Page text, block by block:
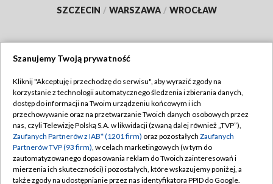
SZCZECIN / WARSZAWA / WROCŁAW
TVP
Abonament TVP
Emisja w TVP
Centrum informacji TVP
Naziemna Telewizja Cyfrowa
Regulamin TVP
Polityka prywatności
Moje zgody
Pomoc
Szanujemy Twoją prywatność
Kliknij "Akceptuję i przechodzę do serwisu", aby wyrazić zgody na
korzystanie z technologii automatycznego śledzenia i zbierania danych,
dostęp do informacji na Twoim urządzeniu końcowym i ich
przechowywanie oraz na przetwarzanie Twoich danych osobowych przez
nas, czyli Telewizję Polską S.A. w likwidacji (zwaną dalej również „TVP”),
Zaufanych Partnerów z IAB* (1201 firm) oraz pozostałych Zaufanych
Partnerów TVP (93 firm), w celach marketingowych (w tym do
zautomatyzowanego dopasowania reklam do Twoich zainteresowań i
mierzenia ich skuteczności) i pozostałych, które wskazujemy poniżej, a
także zgody na udostępnianie przez nas identyfikatora PPID do Google.